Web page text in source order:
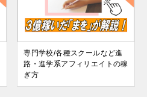
専門学校/各種スクールなど進
路・進学系アフィリエイトの稼
ぎ方